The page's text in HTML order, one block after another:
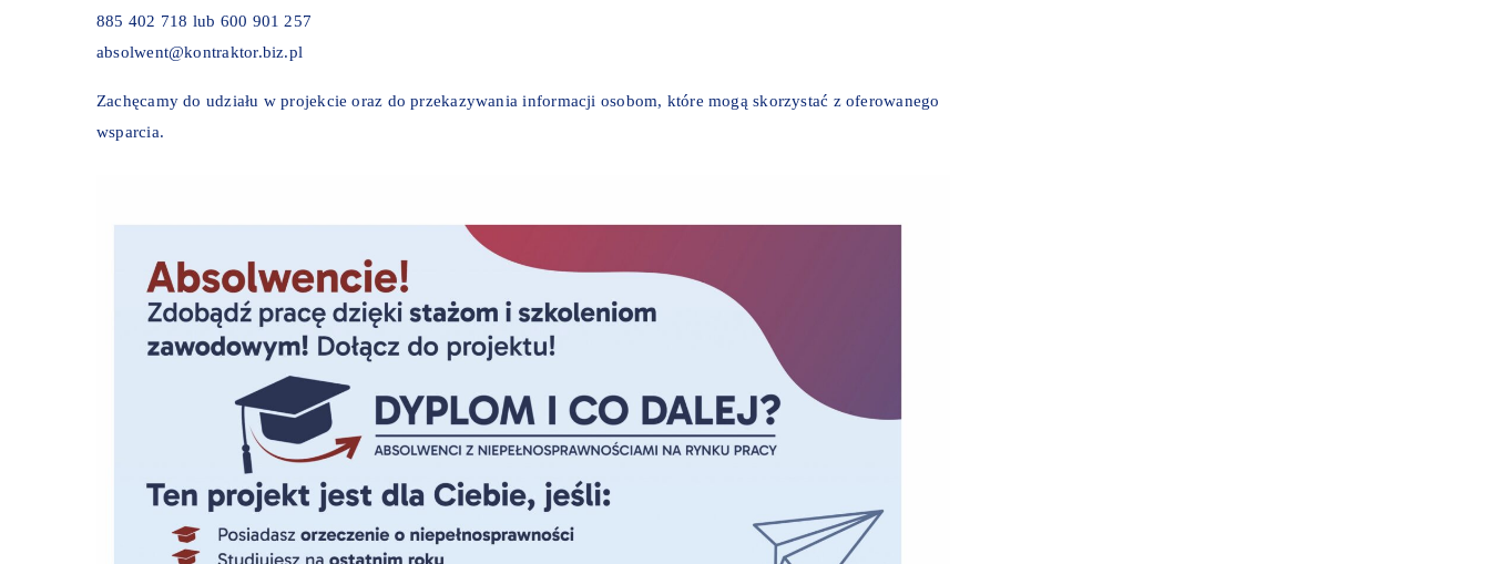
885 402 718 lub 600 901 257
absolwent@kontraktor.biz.pl
Zachęcamy do udziału w projekcie oraz do przekazywania informacji osobom, które mogą skorzystać z oferowanego
wsparcia.